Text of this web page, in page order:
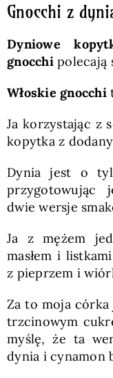
Gnocchi z
Dyniowe
gnocchipolecają
Włoskie gnocchi
Ja korzystając z
kopytka z
Dynia jest o
przygotowując
dwie wersje
Ja z mężem
masłem i
z pieprzem i
Za to moja córka
trzcinowym
myślę, że ta
dynia i cynamon